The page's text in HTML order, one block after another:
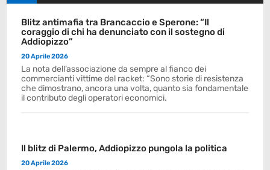
Blitz antimafia tra Brancaccio e Sperone: “Il
coraggio di chi ha denunciato con il sostegno di
Addiopizzo”
20 Aprile 2026
La nota dell’associazione da sempre al fianco dei
commercianti vittime del racket: “Sono storie di resistenza
che dimostrano, ancora una volta, quanto sia fondamentale
il contributo degli operatori economici.
Il blitz di Palermo, Addiopizzo pungola la politica
20 Aprile 2026